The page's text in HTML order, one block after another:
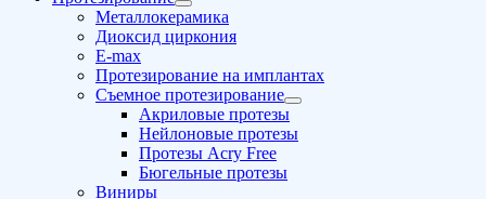
Металлокерамика
Диоксид циркония
E-max
Протезирование на имплантах
Съемное протезирование
Акриловые протезы
Нейлоновые протезы
Протезы Acry Free
Бюгельные протезы
Виниры